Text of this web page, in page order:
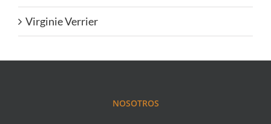
Virginie Verrier
NOSOTROS